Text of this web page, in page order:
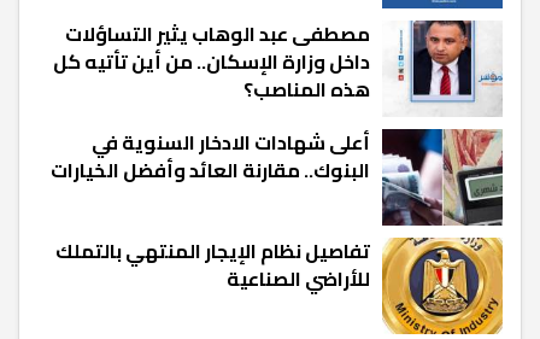
مصطفى عبد الوهاب يثير التساؤلات
داخل وزارة الإسكان.. من أين تأتيه كل
هذه المناصب؟
أعلى شهادات الادخار السنوية في
البنوك.. مقارنة العائد وأفضل الخيارات
تفاصيل نظام الإيجار المنتهي بالتملك
للأراضي الصناعية